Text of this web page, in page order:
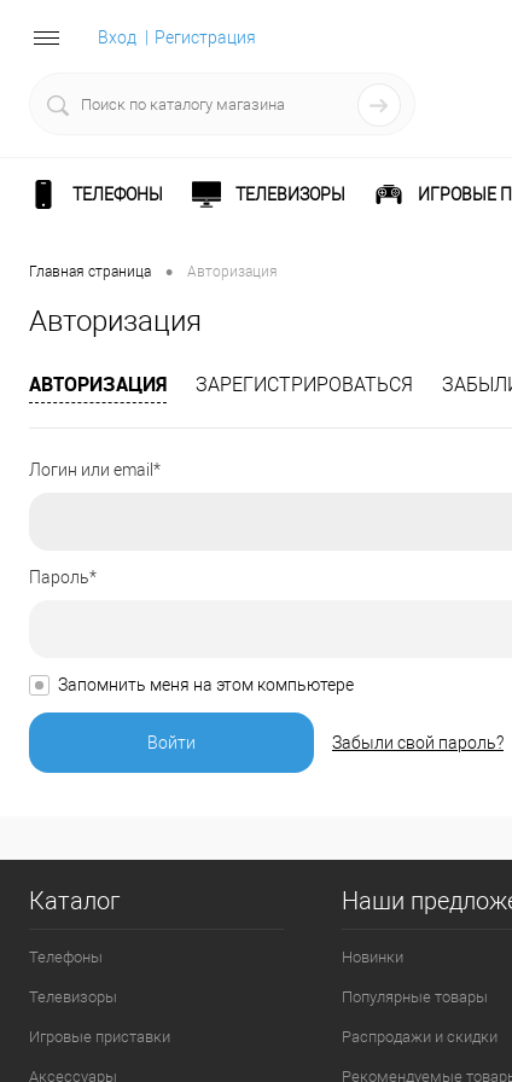
Вход Регистрация
ТЕЛЕФОНЫ ТЕЛЕВИЗОРЫ ИГРОВЫЕ
Главная страница • Авторизация
Авторизация
АВТОРИЗАЦИЯ ЗАРЕГИСТРИРОВАТЬСЯ
Логин или email*
Пароль*
Запомнить меня на этом компьютере
Забыли свой пароль?
Каталог
Телефоны
Телевизоры
Игровые приставки
Аксессуары
Наши
Новинки
Популярные товары
Распродажи и скидки
Рекомендуемые